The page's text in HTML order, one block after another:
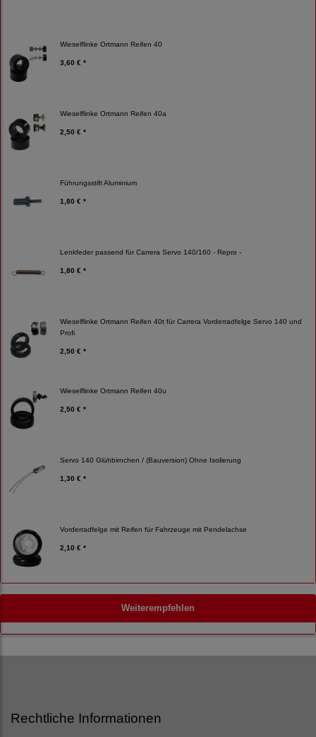
Wieselflinke Ortmann Reifen 40
3,60 € *
Wieselflinke Ortmann Reifen 40a
2,50 € *
Führungsstift Aluminium
1,80 € *
Lenkfeder passend für Carrera Servo 140/160 - Repro -
1,80 € *
Wieselflinke Ortmann Reifen 40t für Carrera Vorderradfelge Servo 140 und
Profi
2,50 € *
Wieselflinke Ortmann Reifen 40u
2,50 € *
Servo 140 Glühbirnchen / (Bauversion) Ohne Isolierung
1,30 € *
Vorderradfelge mit Reifen für Fahrzeuge mit Pendelachse
2,10 € *
Weiterempfehlen
Rechtliche Informationen